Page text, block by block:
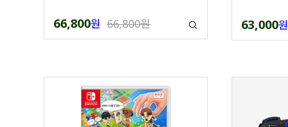
66,800원 66,800원 63,000원